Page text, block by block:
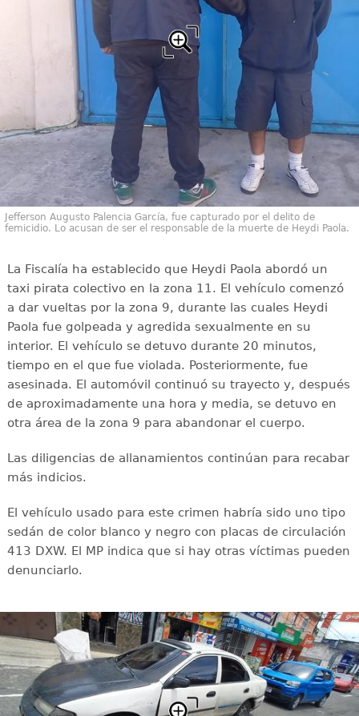
Jefferson Augusto Palencia García, fue capturado por el delito de
femicidio. Lo acusan de ser el responsable de la muerte de Heydi Paola.
La Fiscalía ha establecido que Heydi Paola abordó un
taxi pirata colectivo en la zona 11. El vehículo comenzó
a dar vueltas por la zona 9, durante las cuales Heydi
Paola fue golpeada y agredida sexualmente en su
interior. El vehículo se detuvo durante 20 minutos,
tiempo en el que fue violada. Posteriormente, fue
asesinada. El automóvil continuó su trayecto y, después
de aproximadamente una hora y media, se detuvo en
otra área de la zona 9 para abandonar el cuerpo.
Las diligencias de allanamientos continúan para recabar
más indicios.
El vehículo usado para este crimen habría sido uno tipo
sedán de color blanco y negro con placas de circulación
413 DXW. El MP indica que si hay otras víctimas pueden
denunciarlo.